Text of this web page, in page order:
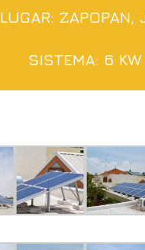
LUGAR: ZAPOPAN,
SISTEMA: 6 KW